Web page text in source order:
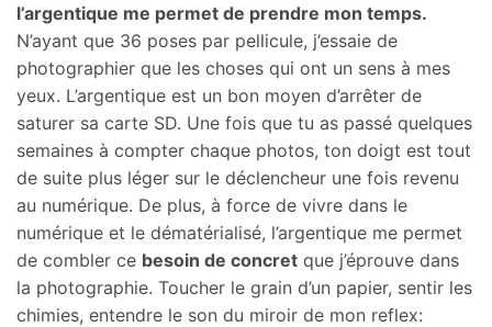
l’argentique me permet de prendre mon temps.
N’ayant que 36 poses par pellicule, j’essaie de
photographier que les choses qui ont un sens à mes
yeux. L’argentique est un bon moyen d’arrêter de
saturer sa carte SD. Une fois que tu as passé quelques
semaines à compter chaque photos, ton doigt est tout
de suite plus léger sur le déclencheur une fois revenu
au numérique. De plus, à force de vivre dans le
numérique et le dématérialisé, l’argentique me permet
de combler ce besoin de concret que j’éprouve dans
la photographie. Toucher le grain d’un papier, sentir les
chimies, entendre le son du miroir de mon reflex: